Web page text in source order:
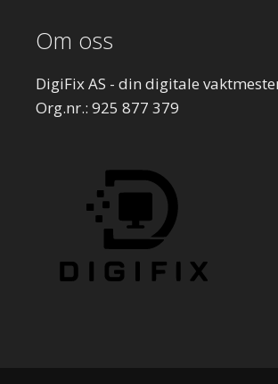
Om oss
DigiFix AS - din digitale
Org.nr.: 925 877 379